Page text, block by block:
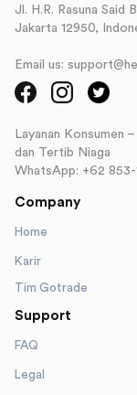
Jl. H.R. Rasuna Said
Jakarta 12950,
Email us:
Layanan Konsumen
dan Tertib Niaga
WhatsApp: +62 853-
Company
Home
Karir
Tim Gotrade
Support
FAQ
Legal